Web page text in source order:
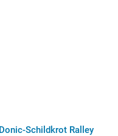
Schildkrot Ralley